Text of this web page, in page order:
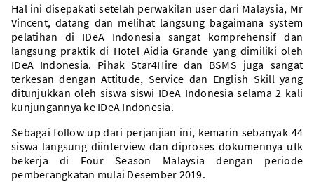
Hal ini disepakati setelah perwakilan user dari Malaysia, Mr
Vincent, datang dan melihat langsung bagaimana system
pelatihan di IDeA Indonesia sangat komprehensif dan
langsung praktik di Hotel Aidia Grande yang dimiliki oleh
IDeA Indonesia. Pihak Star4Hire dan BSMS juga sangat
terkesan dengan Attitude, Service dan English Skill yang
ditunjukkan oleh siswa siswi IDeA Indonesia selama 2 kali
kunjungannya ke IDeA Indonesia.
Sebagai follow up dari perjanjian ini, kemarin sebanyak 44
siswa langsung diinterview dan diproses dokumennya utk
bekerja di Four Season Malaysia dengan periode
pemberangkatan mulai Desember 2019.